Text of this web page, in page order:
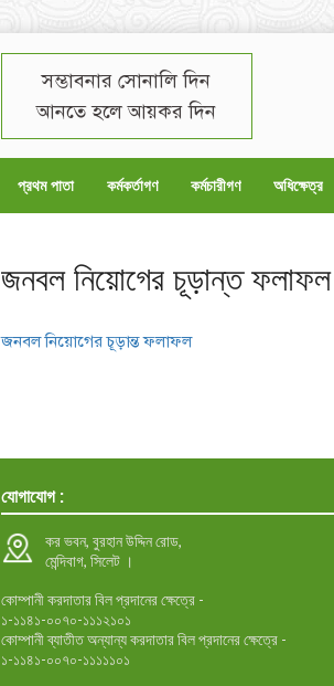
সম্ভাবনার সোনালি দিন
আনতে হলে আয়কর দিন
প্রথম পাতা কর্মকর্তাগণ কর্মচারীগণ অধিক্ষেত্র
জনবল নিয়োগের চূড়ান্ত ফলাফল
জনবল নিয়োগের চূড়ান্ত ফলাফল
যোগাযোগ :
কর ভবন, বুরহান উদ্দিন রোড,
মেন্দিবাগ, সিলেট ।
কোম্পানী করদাতার বিল প্রদানের ক্ষেত্রে -
১-১১৪১-০০৭০-১১১২১০১
কোম্পানী ব্যাতীত অন্যান্য করদাতার বিল প্রদানের ক্ষেত্রে -
১-১১৪১-০০৭০-১১১১১০১